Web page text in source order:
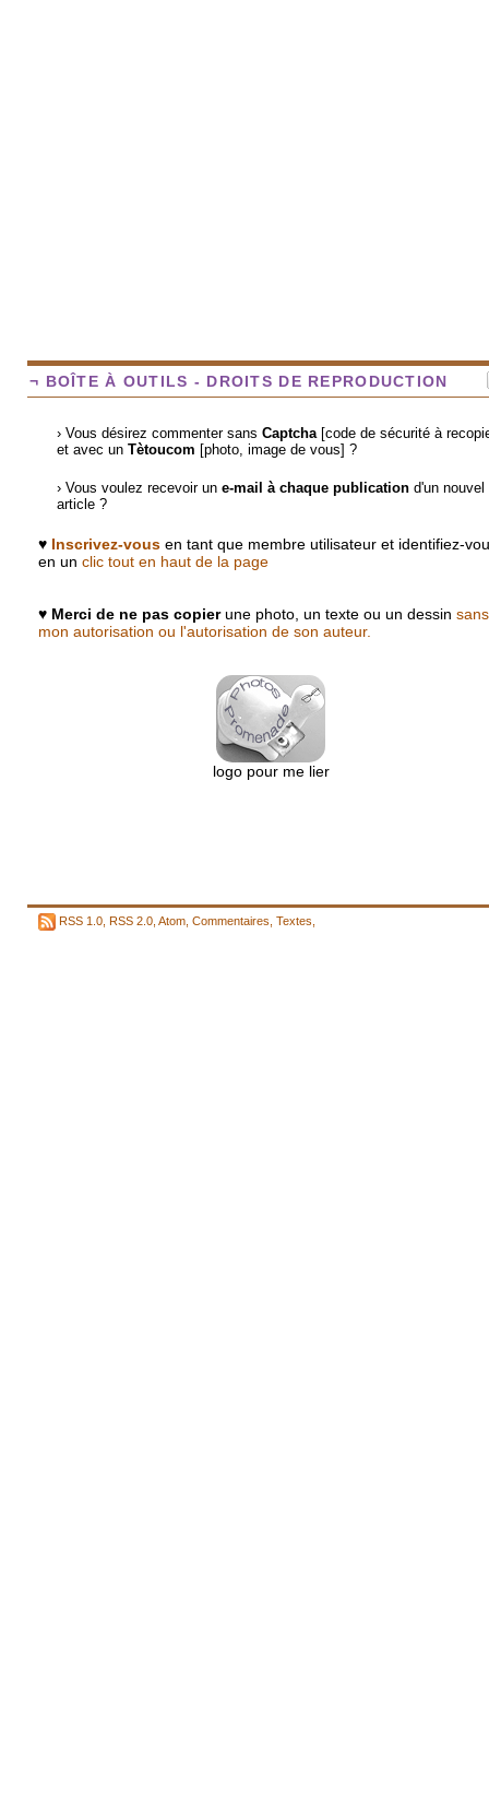
¬ BOÎTE À OUTILS - DROITS DE REPRODUCTION
› Vous désirez commenter sans Captcha [code de sécurité à
et avec un Tètoucom [photo, image de vous] ?
› Vous voulez recevoir un e-mail à chaque publication d'un nouvel
article ?
♥ Inscrivez-vous en tant que membre utilisateur et identifiez-
en un clic tout en haut de la page
♥ Merci de ne pas copierune photo, un texte ou un dessin sans
mon autorisation ou l'autorisation de son auteur.
logo pour me lier
RSS 1.0 RSS 2.0 Atom Commentaires Textes